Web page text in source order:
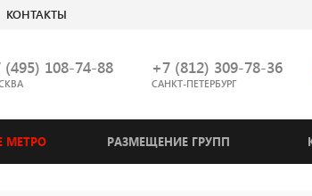
КОНТАКТЫ
(495) 108-74-88 +7 (812) 309-78-36
САНКТ-ПЕТЕРБУРГ
МЕТРО РАЗМЕЩЕНИЕ ГРУПП